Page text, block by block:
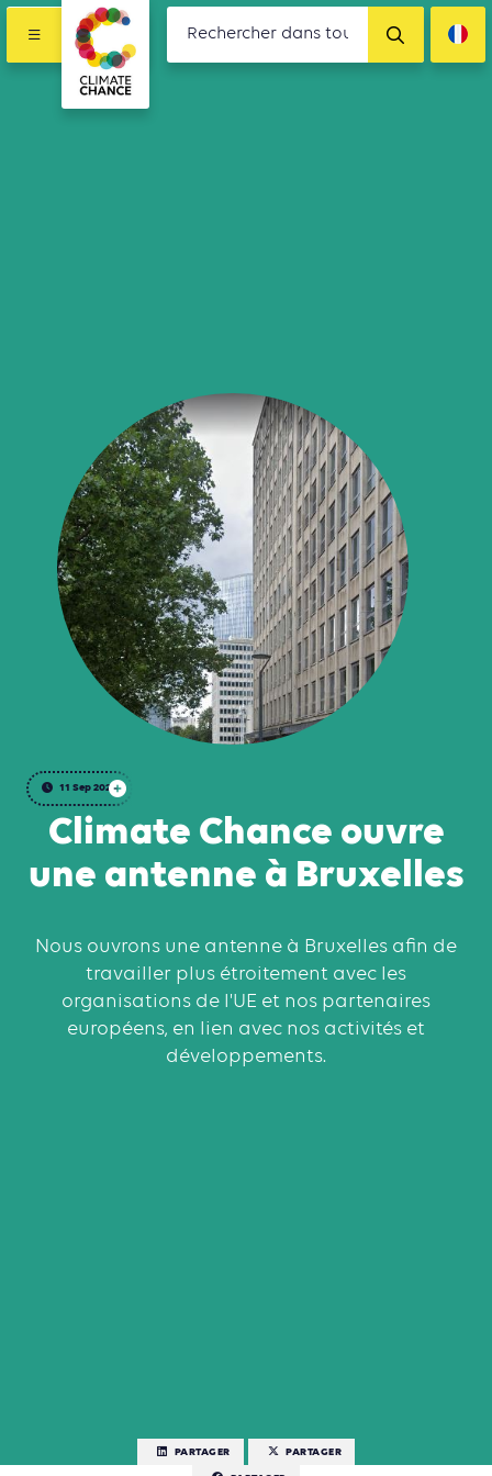
11 Sep 2024
Climate Chance ouvre
une antenne à Bruxelles
Nous ouvrons une antenne à Bruxelles afin de
travailler plus étroitement avec les
organisations de l'UE et nos partenaires
européens, en lien avec nos activités et
développements.
PARTAGER
PARTAGER